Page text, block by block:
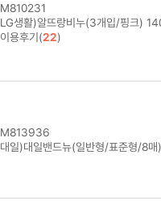
M810231
LG생활)알뜨랑비누(3개입/핑크)
이용후기(22)
M813936
대일)대일밴드뉴(일반형/표준형/8매)